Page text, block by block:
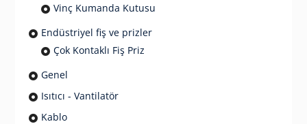
Vinç Kumanda Kutusu
Endüstriyel fiş ve prizler
Çok Kontaklı Fiş Priz
Genel
Isıtıcı - Vantilatör
Kablo